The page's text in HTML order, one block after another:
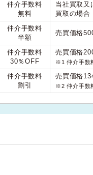
仲介手数料
無料
当社買取又
買取の場合
仲介手数料
半額
売買価格
仲介手数料
30％OFF
売買価格
※1 仲介手数
仲介手数料
割引
売買価格
※2 仲介手数